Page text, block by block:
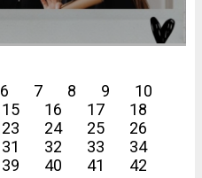
6 7 8 9
10
15 16 17
18
23 24 25
26
31 32 33
34
39 40 41
42